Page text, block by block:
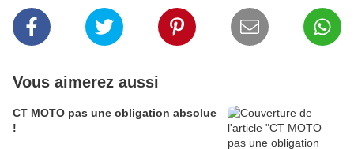
Vous aimerez aussi
CT MOTO pas une obligation absolue
!